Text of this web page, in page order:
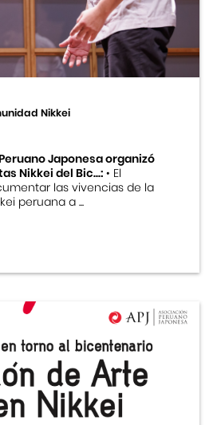
Japonés
Japonesa
Japonés
Nikkei
Japonesa organizó
Nikkei del Bic...:• El
las vivencias de la
peruana a ...